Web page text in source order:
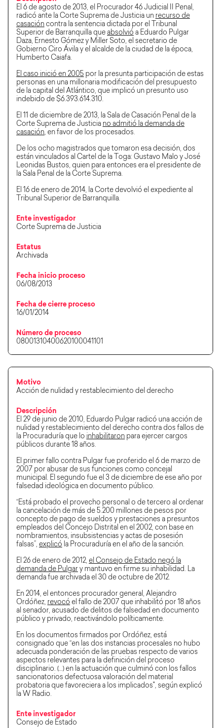
El 6 de agosto de 2013, el Procurador 46 Judicial II Penal,
radicó ante la Corte Suprema de Justicia un recurso de
casación contra la sentencia dictada por el Tribunal
Superior de Barranquilla que absolvió a Eduardo Pulgar
Daza, Ernesto Gómez y Miller Soto, el secretario de
Gobierno Ciro Ávila y el alcalde de la ciudad de la época,
Humberto Caiafa.
El caso inició en 2005 por la presunta participación de estas
personas en una millonaria modificación del presupuesto
de la capital del Atlántico, que implicó un presunto uso
indebido de $6.393.614.310.
El 11 de diciembre de 2013, la Sala de Casación Penal de la
Corte Suprema de Justicia no admitió la demanda de
casación, en favor de los procesados.
De los ocho magistrados que tomaron esa decisión, dos
están vinculados al Cartel de la Toga: Gustavo Malo y José
Leonidas Bustos, quien para entonces era el presidente de
la Sala Penal de la Corte Suprema.
El 16 de enero de 2014, la Corte devolvió el expediente al
Tribunal Superior de Barranquilla.
Ente investigador
Corte Suprema de Justicia
Estatus
Archivada
Fecha inicio proceso
06/08/2013
Fecha de cierre proceso
16/01/2014
Número de proceso
08001310400620100041101
Motivo
Acción de nulidad y restablecimiento del derecho
Descripción
El 29 de junio de 2010, Eduardo Pulgar radicó una acción de
nulidad y restablecimiento del derecho contra dos fallos de
la Procuraduría que lo inhabilitaron para ejercer cargos
públicos durante 18 años.
El primer fallo contra Pulgar fue proferido el 6 de marzo de
2007 por abusar de sus funciones como concejal
municipal. El segundo fue el 3 de diciembre de ese año por
falsedad ideológica en documento público.
“Está probado el provecho personal o de tercero al ordenar
la cancelación de más de 5.200 millones de pesos por
concepto de pago de sueldos y prestaciones a presuntos
empleados del Concejo Distrital en el 2002, con base en
nombramientos, insubsistencias y actas de posesión
falsas”, explicó la Procuraduría en el año de la sanción.
El 26 de enero de 2012, el Consejo de Estado negó la
demanda de Pulgar y mantuvo en firme su inhabilidad. La
demanda fue archivada el 30 de octubre de 2012.
En 2014, el entonces procurador general, Alejandro
Ordóñez, revocó el fallo de 2007 que inhabilitó por 18 años
al senador, acusado de delitos de falsedad en documento
público y privado, reactivándolo políticamente.
En los documentos firmados por Ordóñez, está
consignado que “en las dos instancias procesales no hubo
adecuada ponderación de las pruebas respecto de varios
aspectos relevantes para la definición del proceso
disciplinario. (…) en la actuación que culminó con los fallos
sancionatorios defectuosa valoración del material
probatoria que favoreciera a los implicados", según explicó
la W Radio.
Ente investigador
Consejo de Estado